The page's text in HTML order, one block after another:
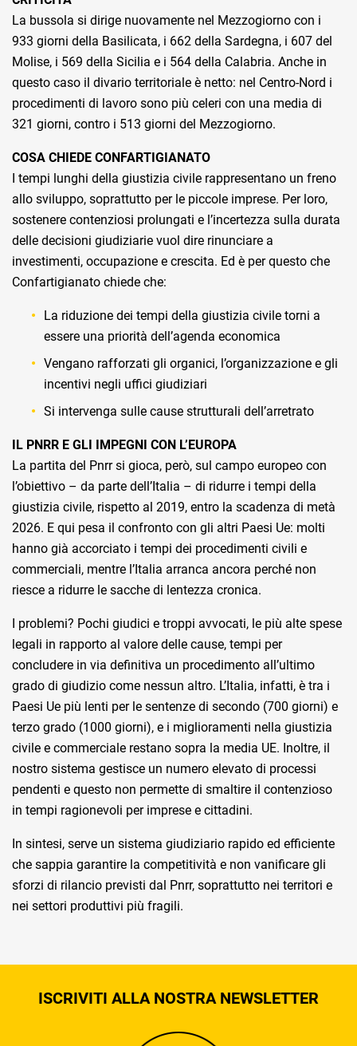
La bussola si dirige nuovamente nel Mezzogiorno con i
933 giorni della Basilicata, i 662 della Sardegna, i 607 del
Molise, i 569 della Sicilia e i 564 della Calabria. Anche in
questo caso il divario territoriale è netto: nel Centro-Nord i
procedimenti di lavoro sono più celeri con una media di
321 giorni, contro i 513 giorni del Mezzogiorno.
COSA CHIEDE CONFARTIGIANATO
I tempi lunghi della giustizia civile rappresentano un freno
allo sviluppo, soprattutto per le piccole imprese. Per loro,
sostenere contenziosi prolungati e l’incertezza sulla durata
delle decisioni giudiziarie vuol dire rinunciare a
investimenti, occupazione e crescita. Ed è per questo che
Confartigianato chiede che:
La riduzione dei tempi della giustizia civile torni a
essere una priorità dell’agenda economica
Vengano rafforzati gli organici, l’organizzazione e gli
incentivi negli uffici giudiziari
Si intervenga sulle cause strutturali dell’arretrato
IL PNRR E GLI IMPEGNI CON L’EUROPA
La partita del Pnrr si gioca, però, sul campo europeo con
l’obiettivo – da parte dell’Italia – di ridurre i tempi della
giustizia civile, rispetto al 2019, entro la scadenza di metà
2026. E qui pesa il confronto con gli altri Paesi Ue: molti
hanno già accorciato i tempi dei procedimenti civili e
commerciali, mentre l’Italia arranca ancora perché non
riesce a ridurre le sacche di lentezza cronica.
I problemi? Pochi giudici e troppi avvocati, le più alte spese
legali in rapporto al valore delle cause, tempi per
concludere in via definitiva un procedimento all’ultimo
grado di giudizio come nessun altro. L’Italia, infatti, è tra i
Paesi Ue più lenti per le sentenze di secondo (700 giorni) e
terzo grado (1000 giorni), e i miglioramenti nella giustizia
civile e commerciale restano sopra la media UE. Inoltre, il
nostro sistema gestisce un numero elevato di processi
pendenti e questo non permette di smaltire il contenzioso
in tempi ragionevoli per imprese e cittadini.
In sintesi, serve un sistema giudiziario rapido ed efficiente
che sappia garantire la competitività e non vanificare gli
sforzi di rilancio previsti dal Pnrr, soprattutto nei territori e
nei settori produttivi più fragili.
ISCRIVITI ALLA NOSTRA NEWSLETTER